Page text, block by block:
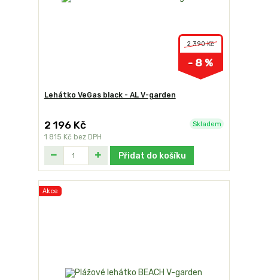
2 390 Kč
- 8 %
Lehátko VeGas black - AL V-garden
2 196 Kč
1 815 Kč bez DPH
Skladem
Přidat do košíku
Akce